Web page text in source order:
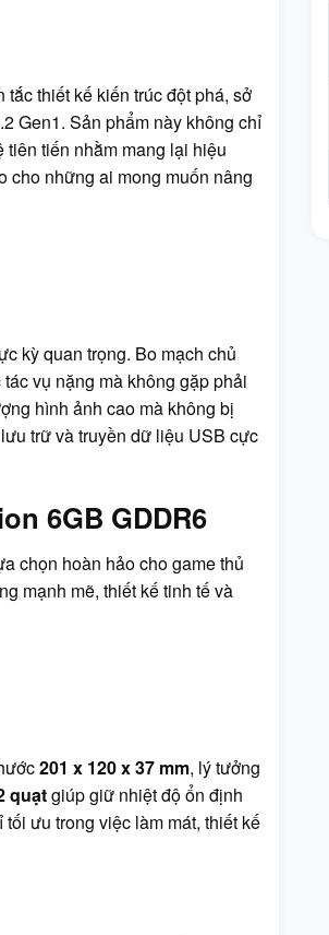
thiết kế kiến trúc đột phá, sở
Gen1. Sản phẩm này không chỉ
tiến nhằm mang lại hiệu
cho những ai mong muốn nâng
kỳ quan trọng. Bo mạch chủ
vụ nặng mà không gặp phải
hình ảnh cao mà không bị
trữ và truyền dữ liệu USB cực
6GB GDDR6
chọn hoàn hảo cho game thủ
mạnh mẽ, thiết kế tinh tế và
201 x 120 x 37 mm, lý tưởng
quạtgiúp giữ nhiệt độ ổn định
ưu trong việc làm mát, thiết kế